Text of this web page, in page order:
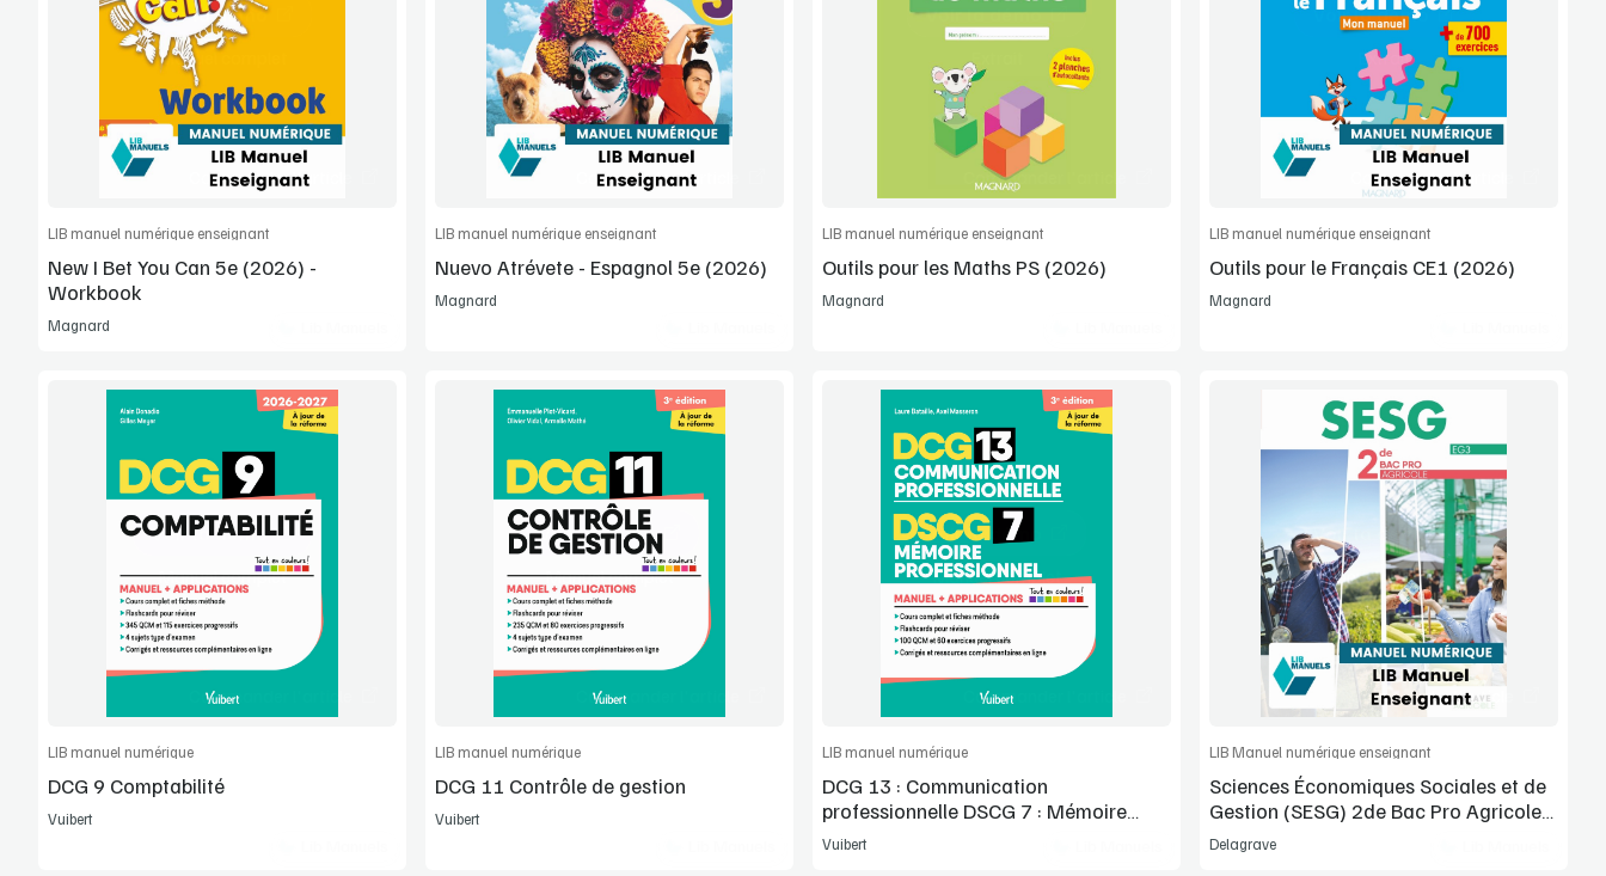
Voir la démo
Manuel complet
Commander l'article
LIB manuel numérique enseignant
New I Bet You Can 5e (2026) -
Workbook
Magnard
Voir la démo
Manuel complet
Commander l'article
LIB manuel numérique enseignant
Nuevo Atrévete - Espagnol 5e (2026)
Magnard
Voir la démo
Extrait
Commander l'article
LIB manuel numérique enseignant
Outils pour les Maths PS (2026)
Magnard
Voir la démo
Extrait
Commander l'article
LIB manuel numérique enseignant
Outils pour le Français CE1 (2026)
Magnard
Voir la démo
Manuel complet
Commander l'article
LIB manuel numérique
DCG 9 Comptabilité
Vuibert
Voir la démo
Manuel complet
Commander l'article
LIB manuel numérique
DCG 11 Contrôle de gestion
Vuibert
Voir la démo
Manuel complet
Commander l'article
LIB manuel numérique
DCG 13 : Communication
professionnelle DSCG 7 : Mémoire
professionnel
Vuibert
Voir la démo
Manuel complet
Commander l'article
LIB Manuel numérique enseignant
Sciences Économiques Sociales et de
Gestion (SESG) 2de Bac Pro Agricole
(2026)
Delagrave